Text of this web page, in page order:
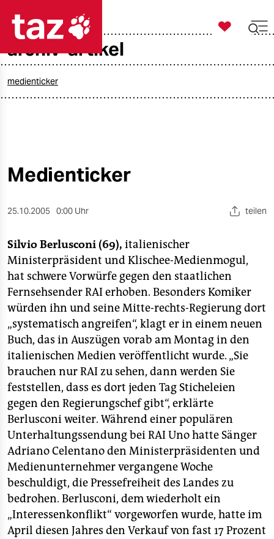
öko
sport
berlin
nord
wahrheit
verlag
verlag
veranstaltungen
shop
fragen & hilfe
unterstützen
abo
genossenschaft

taz zahl ich
archiv-artikel
medienticker
Medienticker
25.10.2005 0:00 Uhr teilen
Silvio Berlusconi (69), italienischer
Ministerpräsident und Klischee-Medienmogul,
hat schwere Vorwürfe gegen den staatlichen
Fernsehsender RAI erhoben. Besonders Komiker
würden ihn und seine Mitte-rechts-Regierung dort
„systematisch angreifen“, klagt er in einem neuen
Buch, das in Auszügen vorab am Montag in den
italienischen Medien veröffentlicht wurde. „Sie
brauchen nur RAI zu sehen, dann werden Sie
feststellen, dass es dort jeden Tag Sticheleien
gegen den Regierungschef gibt“, erklärte
Berlusconi weiter. Während einer populären
Unterhaltungssendung bei RAI Uno hatte Sänger
Adriano Celentano den Ministerpräsidenten und
Medienunternehmer vergangene Woche
beschuldigt, die Pressefreiheit des Landes zu
bedrohen. Berlusconi, dem wiederholt ein
„Interessenkonflikt“ vorgeworfen wurde, hatte im
April diesen Jahres den Verkauf von fast 17 Prozent